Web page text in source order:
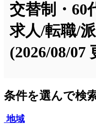
交替制・60
求人/転職/
(2026/08/07
条件を選んで検
地域